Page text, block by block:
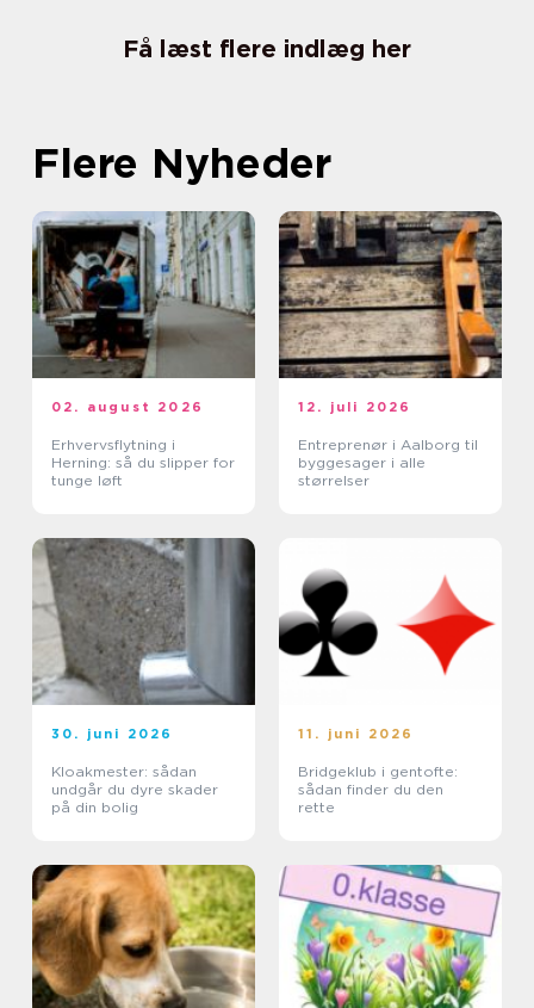
Få læst flere indlæg her
Flere Nyheder
02. august 2026
Erhvervsflytning i
Herning: så du slipper for
tunge løft
12. juli 2026
Entreprenør i Aalborg til
byggesager i alle
størrelser
30. juni 2026
Kloakmester: sådan
undgår du dyre skader
på din bolig
11. juni 2026
Bridgeklub i gentofte:
sådan finder du den
rette